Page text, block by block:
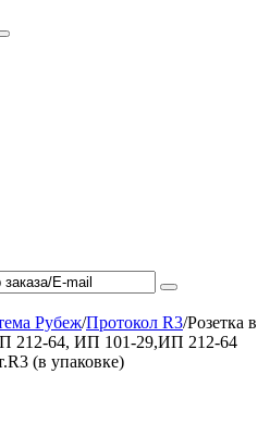
Рубеж/Протокол R3/Розетка в
212-64, ИП 101-29,ИП 212-64
(в упаковке)